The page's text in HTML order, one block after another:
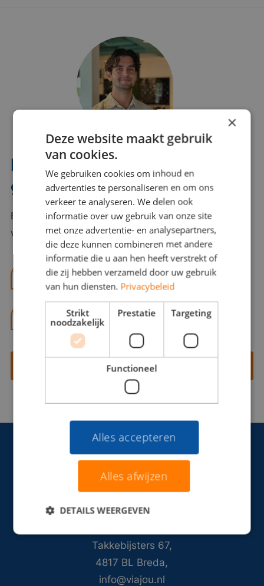
Interesse? Benno helpt je
graag verder!
Bel of mail Benno met al jouw vragen. Benno staat
voor je klaar en helpt je graag!
benno@viajou.nl
06 13 28 62 71
Contact opnemen
Takkebijsters 67,
4817 BL Breda,
info@viajou.nl
×
Deze website maakt gebruik
van cookies.
We gebruiken cookies om inhoud en
advertenties te personaliseren en om ons
verkeer te analyseren. We delen ook
informatie over uw gebruik van onze site
met onze advertentie- en analysepartners,
die deze kunnen combineren met andere
informatie die u aan hen heeft verstrekt of
die zij hebben verzameld door uw gebruik
van hun diensten. Privacybeleid
Strikt
noodzakelijk
Prestatie Targeting
Functioneel
Alles accepteren
Alles afwijzen
DETAILS WEERGEVEN